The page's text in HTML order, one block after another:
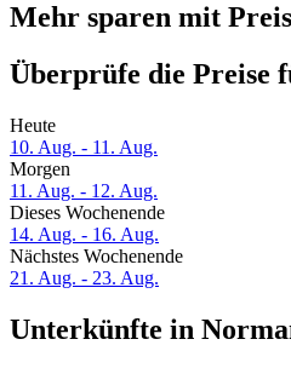
Mehr sparen mit
Überprüfe die Preise
Heute
10. Aug. - 11. Aug.
Morgen
11. Aug. - 12. Aug.
Dieses Wochenende
14. Aug. - 16. Aug.
Nächstes Wochenende
21. Aug. - 23. Aug.
Unterkünfte in